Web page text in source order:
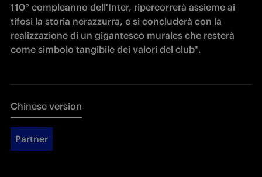
110° compleanno dell'Inter, ripercorrerà assieme ai
tifosi la storia nerazzurra, e si concluderà con la
realizzazione di un gigantesco murales che resterà
come simbolo tangibile dei valori del club".
Chinese version
Partner